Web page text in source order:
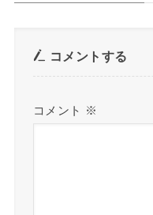
コメントする
コメント ※